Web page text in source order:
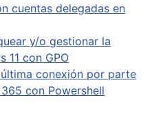
cuentas delegadas en
y/o gestionar la
11 con GPO
conexión por parte
con Powershell